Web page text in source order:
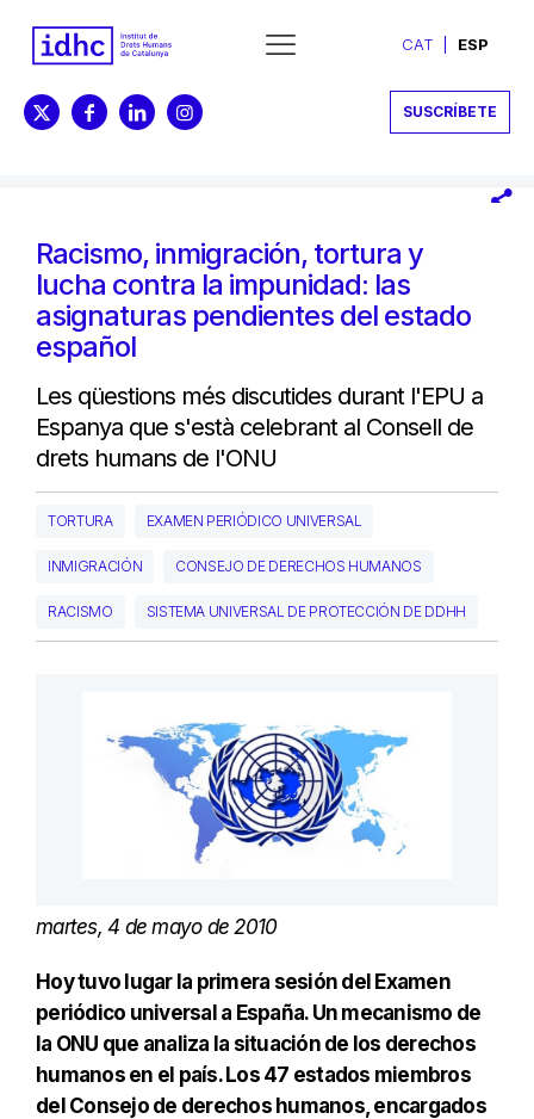
CAT ESP
SUSCRÍBETE
Racismo, inmigración, tortura y
lucha contra la impunidad: las
asignaturas pendientes del estado
español
Les qüestions més discutides durant l'EPU a
Espanya que s'està celebrant al Consell de
drets humans de l'ONU
TORTURA EXAMEN PERIÓDICO UNIVERSAL
INMIGRACIÓN CONSEJO DE DERECHOS HUMANOS
RACISMO SISTEMA UNIVERSAL DE PROTECCIÓN DE DDHH
martes, 4 de mayo de 2010
Hoy tuvo lugar la primera sesión del Examen
periódico universal a España. Un mecanismo de
la ONU que analiza la situación de los derechos
humanos en el país. Los 47 estados miembros
del Consejo de derechos humanos, encargados